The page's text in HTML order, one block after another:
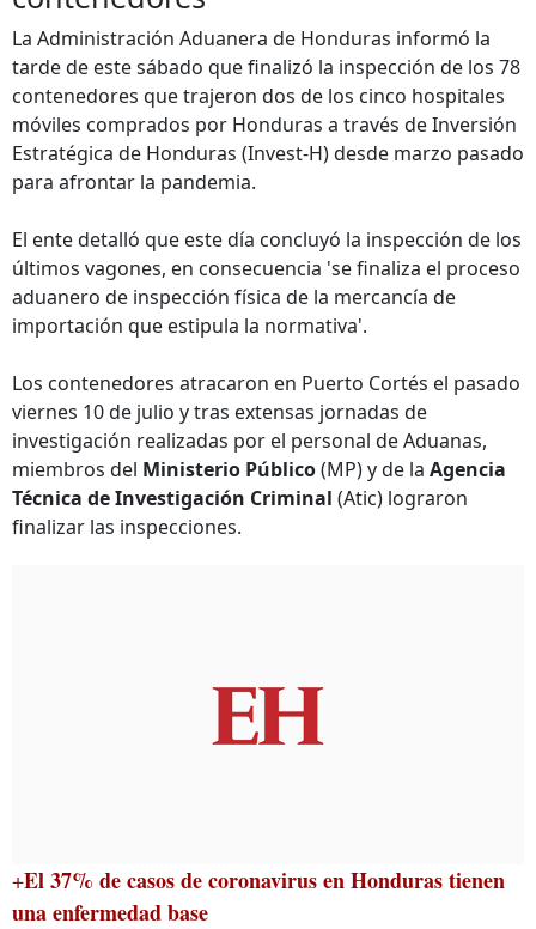
La Administración Aduanera de Honduras informó la
tarde de este sábado que finalizó la inspección de los 78
contenedores que trajeron dos de los cinco hospitales
móviles comprados por Honduras a través de Inversión
Estratégica de Honduras (Invest-H) desde marzo pasado
para afrontar la pandemia.
El ente detalló que este día concluyó la inspección de los
últimos vagones, en consecuencia 'se finaliza el proceso
aduanero de inspección física de la mercancía de
importación que estipula la normativa'.
Los contenedores atracaron en Puerto Cortés el pasado
viernes 10 de julio y tras extensas jornadas de
investigación realizadas por el personal de Aduanas,
miembros del Ministerio Público(MP) y de la Agencia
Técnica de Investigación Criminal (Atic) lograron
finalizar las inspecciones.
+El 37% de casos de coronavirus en Honduras tienen
una enfermedad base